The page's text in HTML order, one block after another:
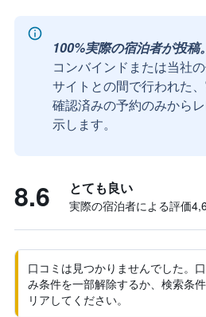
100%実際の宿泊者が投稿。
コンバインドまたは当社
サイトとの間で行われた
確認済みの予約のみから
示します。
8.6 とても良い
実際の宿泊者による評価
口コミは見つかりませんでした。
み条件を一部解除するか、検索条
リアしてください。